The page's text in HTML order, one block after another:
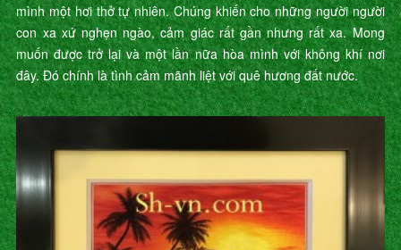
mình một hơi thở tự nhiên. Chúng khiến cho những người người
con xa xứ nghẹn ngào, cảm giác rất gần nhưng rất xa. Mong
muốn được trở lại và một lần nữa hòa mình với không khí nơi
đây. Đó chính là tình cảm mãnh liệt với quê hương đất nước.